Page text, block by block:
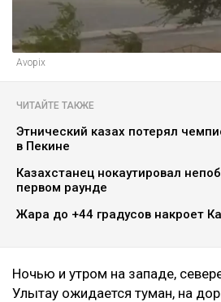
Avopix
ЧИТАЙТЕ ТАКЖЕ
Этнический казах потерял
в Пекине
Казахстанец нокаутировал
первом раунде
Жара до +44 градусов накроет
Ночью и утром на западе,
Улытау ожидается туман, на